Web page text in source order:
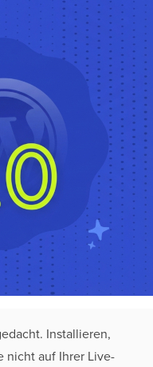
Installieren,
nicht auf Ihrer Live-